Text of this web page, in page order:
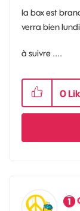
la box est
verra bien
à suivre ....
0